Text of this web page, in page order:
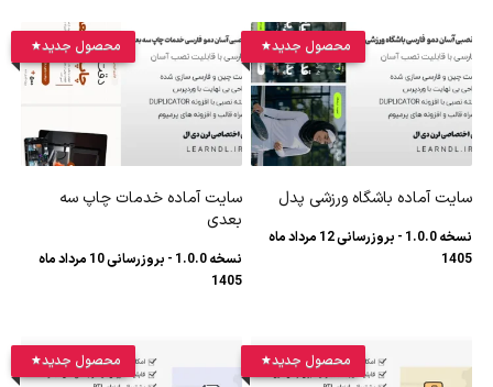
محصول جدید
سایت آماده باشگاه ورزشی پدل
نسخه 1.0.0 - بروزرسانی 12 مرداد ماه
1405
محصول جدید
سایت آماده خدمات چاپ سه
بعدی
نسخه 1.0.0 - بروزرسانی 10 مرداد ماه
1405
محصول جدید محصول جدید